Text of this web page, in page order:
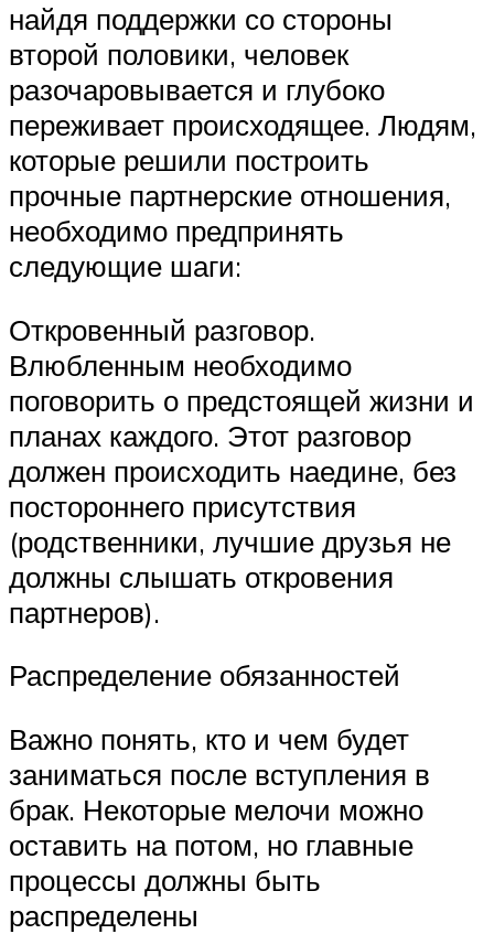
найдя поддержки со стороны
второй половики, человек
разочаровывается и глубоко
переживает происходящее. Людям,
которые решили построить
прочные партнерские отношения,
необходимо предпринять
следующие шаги:
Откровенный разговор.
Влюбленным необходимо
поговорить о предстоящей жизни и
планах каждого. Этот разговор
должен происходить наедине, без
постороннего присутствия
(родственники, лучшие друзья не
должны слышать откровения
партнеров).
Распределение обязанностей
Важно понять, кто и чем будет
заниматься после вступления в
брак. Некоторые мелочи можно
оставить на потом, но главные
процессы должны быть
распределены